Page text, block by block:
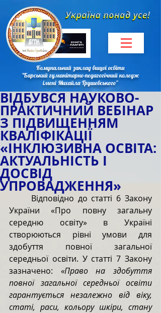
Комунальний заклад вищої освіти
"Барський гуманітарно-педагогічний коледж
імені Михайла Грушевського"
ВІДБУВСЯ НАУКОВО-
ПРАКТИЧНИЙ ВЕБІНАР
З ПІДВИЩЕННЯМ
КВАЛІФІКАЦІЇ
«ІНКЛЮЗИВНА ОСВІТА:
АКТУАЛЬНІСТЬ І
ДОСВІД
УПРОВАДЖЕННЯ»
Відповідно до статті 6 Закону
України «Про повну загальну
середню освіту» в Україні
створюються рівні умови для
здобуття повної загальної
середньої освіти. У статті 7 Закону
зазначено: «Право на здобуття
повної загальної середньої освіти
гарантується незалежно від віку,
статі, раси, кольору шкіри, стану